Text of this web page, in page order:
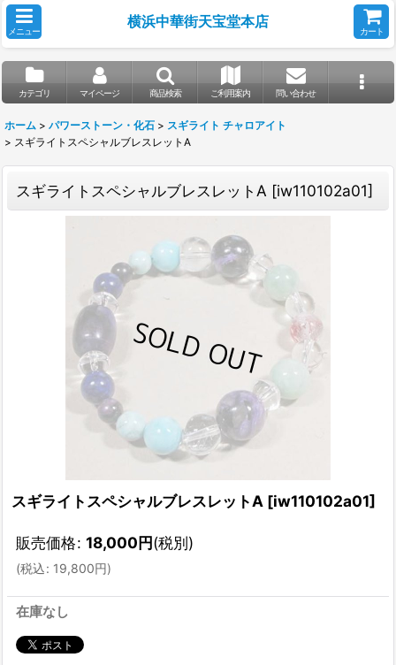
メニュー
横浜中華街天宝堂本店
カート
カテゴリ マイページ 商品検索 ご利用案内 問い合わせ
ホーム > パワーストーン・化石 > スギライト チャロアイト
> スギライトスペシャルブレスレットA
スギライトスペシャルブレスレットA [iw110102a01]
スギライトスペシャルブレスレットA [iw110102a01]
販売価格: 18,000円(税別)
(税込: 19,800円)
在庫なし